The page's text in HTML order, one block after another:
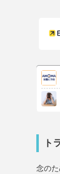
ト
念の